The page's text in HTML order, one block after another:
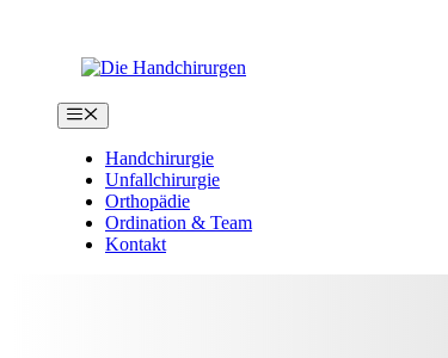
Menü
Handchirurgie
Unfallchirurgie
Orthopädie
Ordination & Team
Kontakt